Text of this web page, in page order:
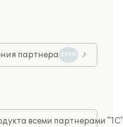
партнера 29151
всеми партнерами